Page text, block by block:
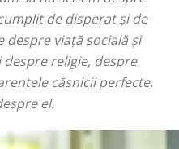
de disperat și de
despre viață socială și
religie, despre
căsnicii perfecte.
el.